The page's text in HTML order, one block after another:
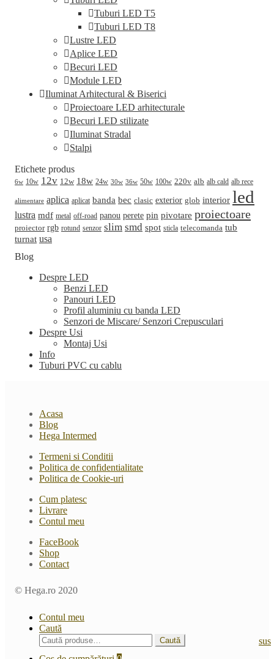
Tuburi LED T5
Tuburi LED T8
Lustre LED
Aplice LED
Becuri LED
Module LED
Iluminat Arhitectural & Biserici
Proiectoare LED arhitecturale
Becuri LED stilizate
Iluminat Stradal
Stalpi
Etichete produs
6w 10w 12v 12w 18w 24w 30w 36w 50w 100w 220v alb alb cald alb rece
alimentare aplica aplicat banda bec clasic exterior glob interior led
lustra mdf metal off-road panou perete pin pivotare proiectoare
proiector rgb rotund senzor slim smd spot sticla telecomanda tub
turnat usa
Blog
Despre LED
Benzi LED
Panouri LED
Profil aluminiu cu banda LED
Senzori de Miscare/ Senzori Crepusculari
Despre Usi
Montaj Usi
Info
Tuburi PVC cu cablu
Acasa
Blog
Hega Intermed
Termeni si Conditii
Politica de confidentialitate
Politica de Cookie-uri
Cum platesc
Livrare
Contul meu
FaceBook
Shop
Contact
© Hega.ro 2020
sus
Contul meu
Caută
Caută
după:
Caută